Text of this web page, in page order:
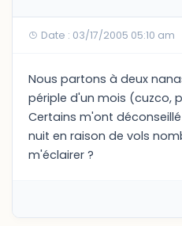
Date : 03/17/2005 05:10 am
Nous partons à deux
périple d'un mois (cuzco,
Certains m'ont
nuit en raison de vols
m'éclairer ?